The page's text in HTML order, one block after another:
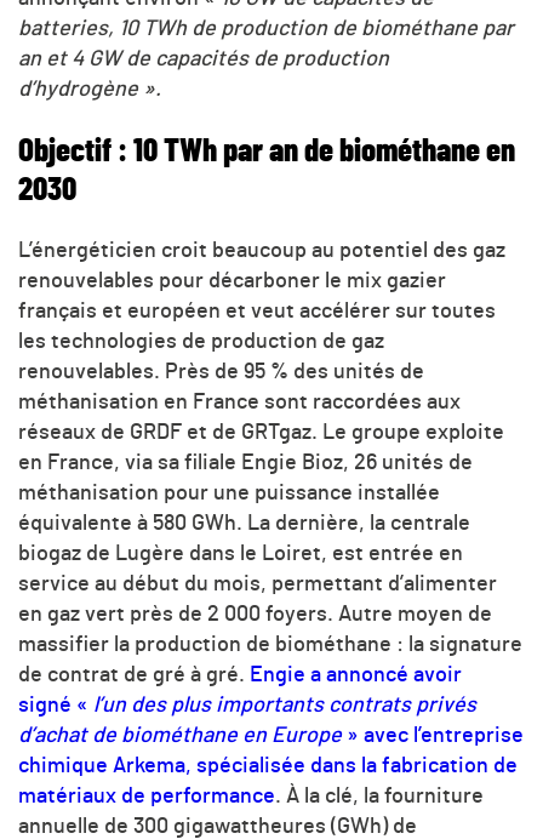
batteries, 10 TWh de production de biométhane par
an et 4 GW de capacités de production
d’hydrogène ».
Objectif : 10 TWh par an de biométhane en
2030
L’énergéticien croit beaucoup au potentiel des gaz
renouvelables pour décarboner le mix gazier
français et européen et veut accélérer sur toutes
les technologies de production de gaz
renouvelables. Près de 95 % des unités de
méthanisation en France sont raccordées aux
réseaux de GRDF et de GRTgaz. Le groupe exploite
en France, via sa filiale Engie Bioz, 26 unités de
méthanisation pour une puissance installée
équivalente à 580 GWh. La dernière, la centrale
biogaz de Lugère dans le Loiret, est entrée en
service au début du mois, permettant d’alimenter
en gaz vert près de 2 000 foyers. Autre moyen de
massifier la production de biométhane : la signature
de contrat de gré à gré. Engie a annoncé avoir
signé « l’un des plus importants contrats privés
d’achat de biométhane en Europe» avec l’entreprise
chimique Arkema, spécialisée dans la fabrication de
matériaux de performance. À la clé, la fourniture
annuelle de 300 gigawattheures (GWh) de